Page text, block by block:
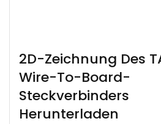
2D-Zeichnung Des
Wire-To-Board-
Steckverbinders
Herunterladen